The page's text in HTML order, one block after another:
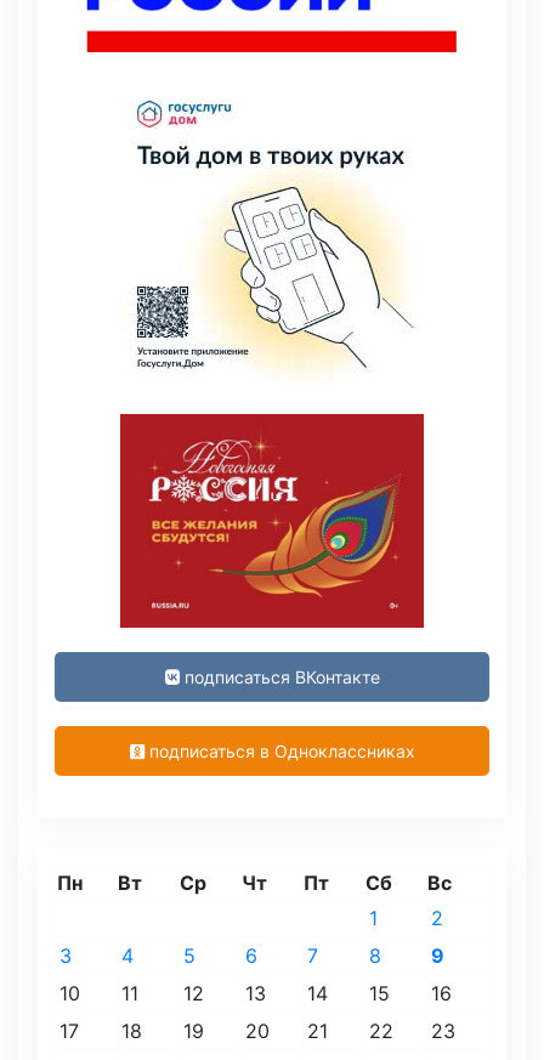
подписаться ВКонтакте
подписаться в Одноклассниках
Пн Вт Ср Чт Пт Сб
Вс
1
2
3
4 5 6 7 8
9
10
11 12 13 14 15
16
17
18 19 20 21 22
23